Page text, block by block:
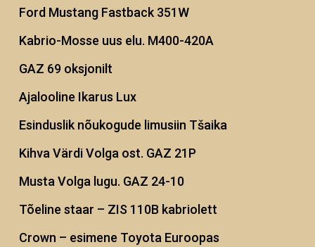
Ford Mustang Fastback 351W
Kabrio-Mosse uus elu. M400-420A
GAZ 69 oksjonilt
Ajalooline Ikarus Lux
Esinduslik nõukogude limusiin Tšaika
Kihva Värdi Volga ost. GAZ 21P
Musta Volga lugu. GAZ 24-10
Tõeline staar – ZIS 110B kabriolett
Crown – esimene Toyota Euroopas